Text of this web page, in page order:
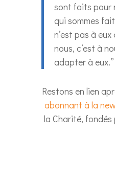
sont faits pour
qui sommes
n’est pas à
nous, c’est à
adapter à
Restons en lien
abonnant à la
la Charité, fondés